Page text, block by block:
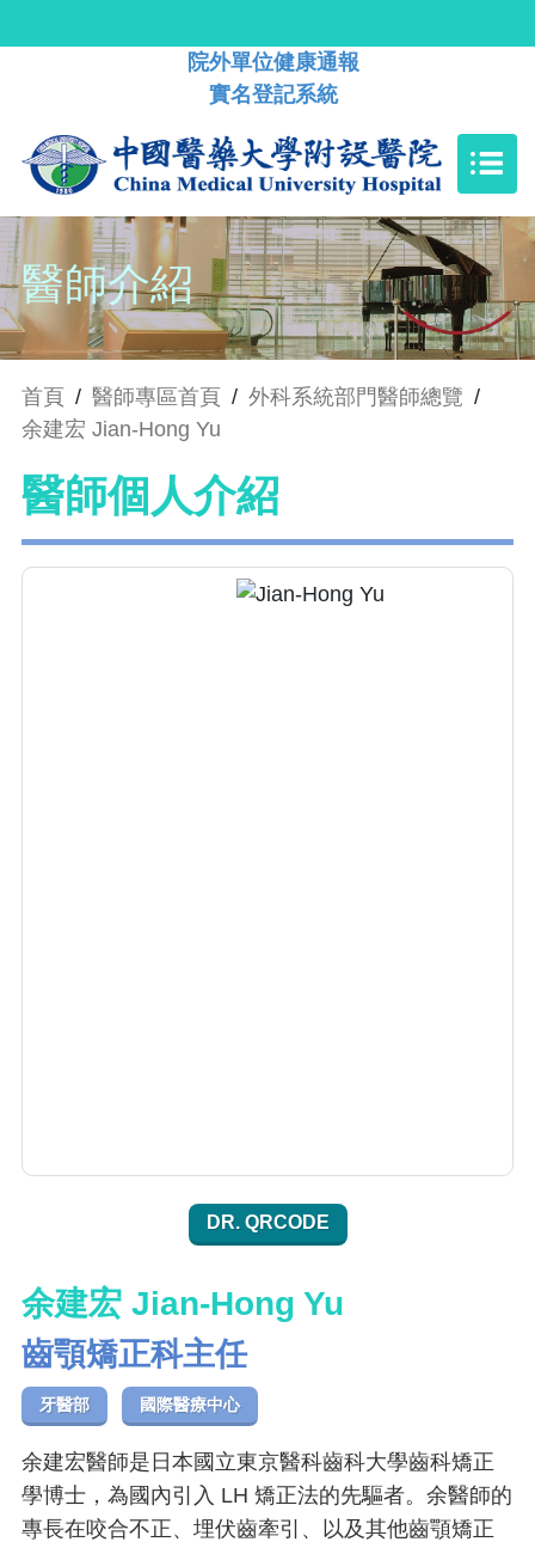
院外單位健康通報
實名登記系統
醫師介紹
首頁 / 醫師專區首頁 / 外科系統部門醫師總覽 /
余建宏 Jian-Hong Yu
醫師個人介紹
DR. QRCODE
余建宏 Jian-Hong Yu
齒顎矯正科主任
牙醫部 國際醫療中心
余建宏醫師是日本國立東京醫科齒科大學齒科矯正
學博士，為國內引入 LH 矯正法的先驅者。余醫師的
專長在咬合不正、埋伏齒牽引、以及其他齒顎矯正